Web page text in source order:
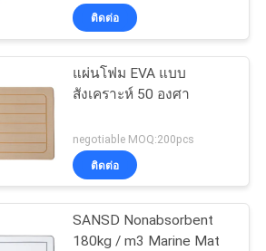
นเกรด
ติดต่อ
แผ่นโฟม EVA แบบ
สังเคราะห์ 50 องศา
negotiable MOQ:200pcs
ติดต่อ
SANSD Nonabsorbent
180kg / m3 Marine Mat